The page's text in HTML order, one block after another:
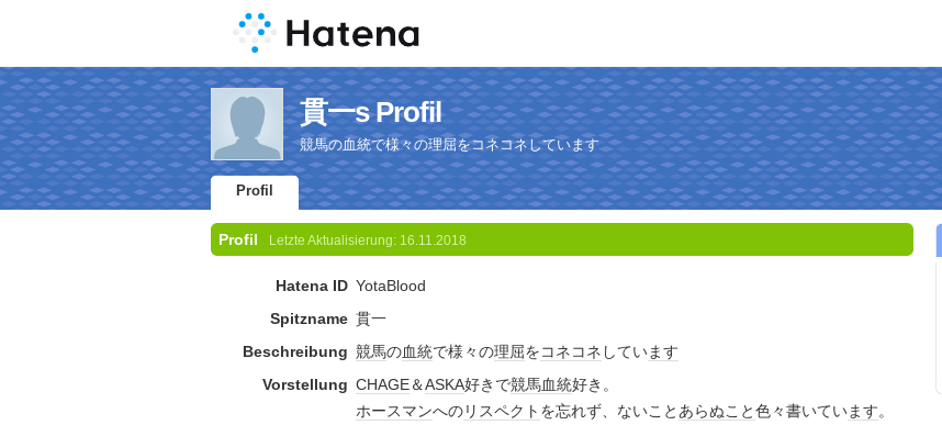
貫一s Profil
競馬の血統で様々の理屈をコネコネしています
Profil
Profil Letzte Aktualisierung: 16.11.2018
Hatena ID YotaBlood
Spitzname 貫一
Beschreibung 競馬の血統で様々の理屈をコネコネ しています
Vorstellung CHAGE＆ASKA好きで競馬血統好き。
ホースマンへのリスペクト を忘れず、ないことあらぬこと色々書いています。